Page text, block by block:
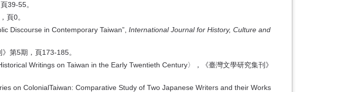
39-55。
頁0。
Discourse in Contemporary Taiwan”, International Journal for History, Culture and
第5期，頁173-185。
Writings on Taiwan in the Early Twentieth Century〉，《臺灣文學研究集刊》
on ColonialTaiwan: Comparative Study of Two Japanese Writers and their Works